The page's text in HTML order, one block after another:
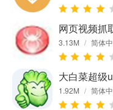
3.13M / 简体
大白菜超级
1.92M / 简体